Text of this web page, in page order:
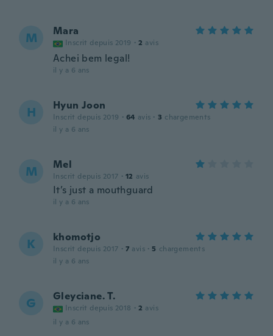
M Mara
Inscrit depuis 2019 · 2 avis
Achei bem legal!
il y a 6 ans
H Hyun Joon
Inscrit depuis 2019 · 64 avis · 3 chargements
il y a 6 ans
M Mel
Inscrit depuis 2017 · 12 avis
It’s just a mouthguard
il y a 6 ans
K khomotjo
Inscrit depuis 2017 · 7 avis · 5 chargements
il y a 6 ans
G Gleyciane. T.
Inscrit depuis 2018 · 2 avis
il y a 6 ans